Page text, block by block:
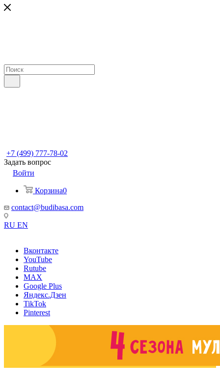
+7 (499) 777-78-02
Задать вопрос
Войти
Корзина0
contact@budibasa.com
RU EN
Вконтакте
YouTube
Rutube
MAX
Google Plus
Яндекс.Дзен
TikTok
Pinterest